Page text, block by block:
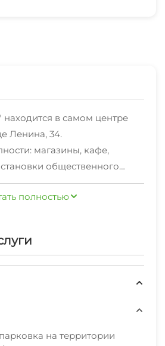
находится в самом центре
Ленина, 34.
магазины, кафе,
общественного
круглосуточной
бесплатная охраняемая
ресторан,
зал, а также услуги
плату можно организовать
полностью
на территории